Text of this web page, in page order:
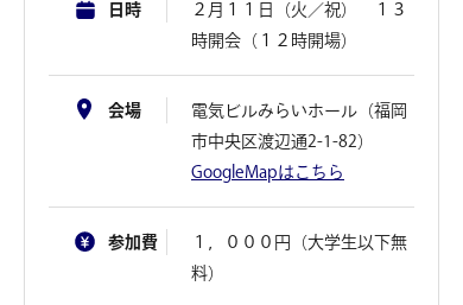
日時
２月１１日（火／祝） １３
時開会（１２時開場）
会場
電気ビルみらいホール（福岡
市中央区渡辺通2-1-82）
GoogleMapはこちら
参加費
１，０００円（大学生以下無
料）